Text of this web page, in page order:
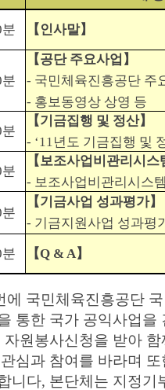
분 【인사말】
【공단 주요사업】
- 국민체육진흥공단 주
- 홍보동영상 상영 등
분
【기금집행 및 정산】
- ‘11년도 기금집행 및
【보조사업비관리시스
- 보조사업비관리시스
【기금사업 성과평가】
- 기금지원사업 성과평
【Q & A】
에 국민체육진흥공단
통한 국가 공익사업
자원봉사신청을 받아
심과 참여를 바라며
니다, 본단체는 지정